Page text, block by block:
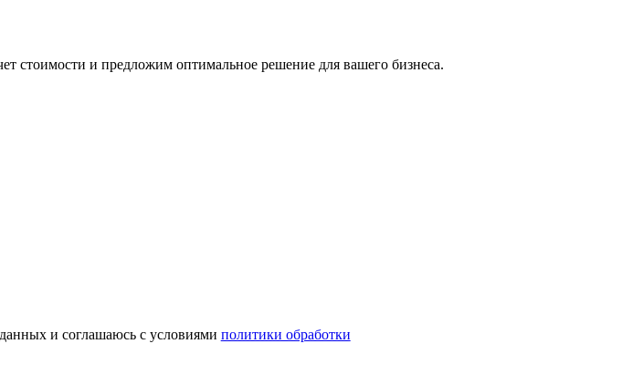
стоимости и предложим оптимальное решение для вашего бизнеса.
и соглашаюсь с условиями политики обработки